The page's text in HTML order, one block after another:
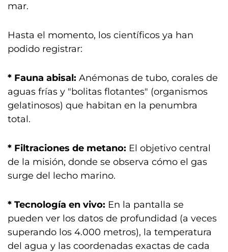
mar.
Hasta el momento, los científicos ya han
podido registrar:
* Fauna abisal: Anémonas de tubo, corales de
aguas frías y "bolitas flotantes" (organismos
gelatinosos) que habitan en la penumbra
total.
* Filtraciones de metano: El objetivo central
de la misión, donde se observa cómo el gas
surge del lecho marino.
* Tecnología en vivo: En la pantalla se
pueden ver los datos de profundidad (a veces
superando los 4.000 metros), la temperatura
del agua y las coordenadas exactas de cada